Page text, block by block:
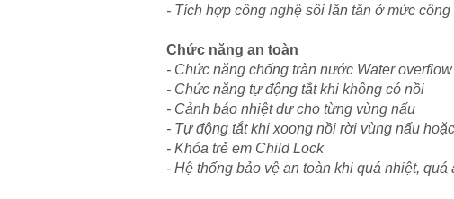
- Tích hợp công nghệ sôi lăn tăn ở mức công
Chức năng an toàn
- Chức năng chống tràn nước Water overflow
- Chức năng tự động tắt khi không có nồi
- Cảnh báo nhiệt dư cho từng vùng nấu
- Tự động tắt khi xoong nồi rời vùng nấu
- Khóa trẻ em Child Lock
- Hệ thống bảo vệ an toàn khi quá nhiệt, quá